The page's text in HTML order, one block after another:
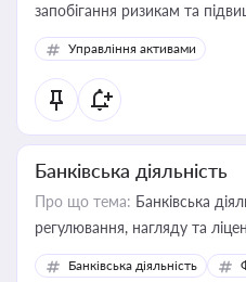
запобігання ризикам та
Управління активами
Банківська діяльність
Про що тема: Банківська
регулювання, нагляду та
Банківська діяльність